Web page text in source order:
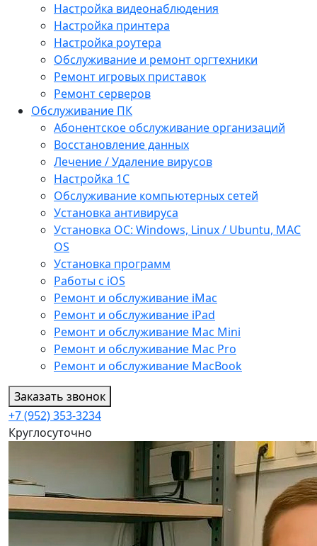
Настройка видеонаблюдения
Настройка принтера
Настройка роутера
Обслуживание и ремонт оргтехники
Ремонт игровых приставок
Ремонт серверов
Обслуживание ПК
Абонентское обслуживание организаций
Восстановление данных
Лечение / Удаление вирусов
Настройка 1С
Обслуживание компьютерных сетей
Установка антивируса
Установка ОС: Windows, Linux / Ubuntu, МАС
OS
Установка программ
Работы с iOS
Ремонт и обслуживание iMac
Ремонт и обслуживание iPad
Ремонт и обслуживание Mac Mini
Ремонт и обслуживание Mac Pro
Ремонт и обслуживание MacBook
Заказать звонок
+7 (952) 353-3234
Круглосуточно